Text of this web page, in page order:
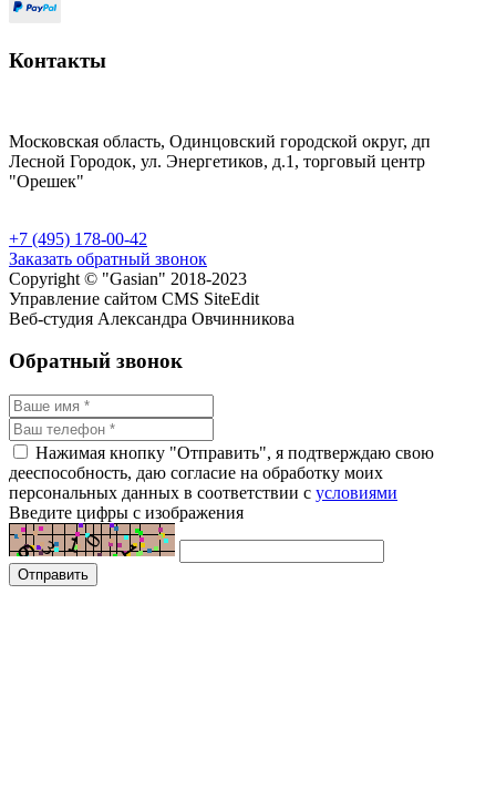
Контакты
Московская область, Одинцовский городской округ, дп
Лесной Городок, ул. Энергетиков, д.1, торговый центр
"Орешек"
+7 (495) 178-00-42
Заказать обратный звонок
Copyright © "Gasian" 2018-2023
Управление сайтом CMS SiteEdit
Веб-студия Александра Овчинникова
Обратный звонок
Нажимая кнопку "Отправить", я подтверждаю свою
дееспособность, даю согласие на обработку моих
персональных данных в соответствии с условиями
Введите цифры с изображения